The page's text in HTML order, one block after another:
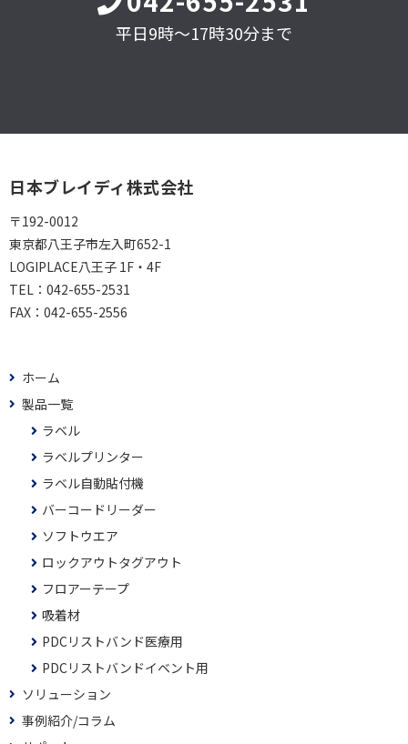
平日9時～17時30分まで
日本ブレイディ株式会社
〒192-0012
東京都八王子市左入町652-1
LOGIPLACE八王子 1F・4F
TEL： 042-655-2531
FAX： 042-655-2556
ホーム
製品一覧
ラベル
ラベルプリンター
ラベル自動貼付機
バーコードリーダー
ソフトウエア
ロックアウトタグアウト
フロアーテープ
吸着材
PDCリストバンド医療用
PDCリストバンドイベント用
ソリューション
事例紹介/コラム